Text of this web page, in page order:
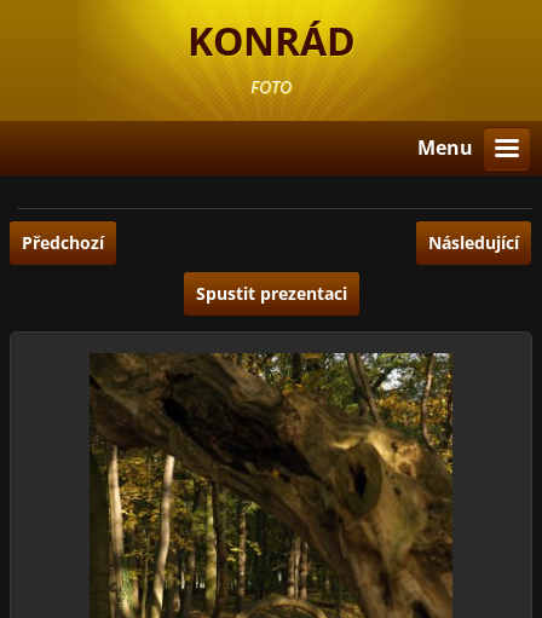
KONRÁD
FOTO
Menu
Předchozí Následující
Spustit prezentaci